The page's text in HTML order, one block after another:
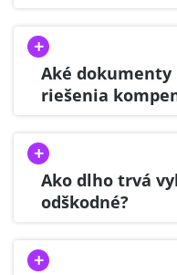
Aké
riešenia
Ako dlho trvá
odškodné?